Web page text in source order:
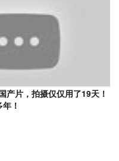
产片，拍摄仅仅用了19天！
！